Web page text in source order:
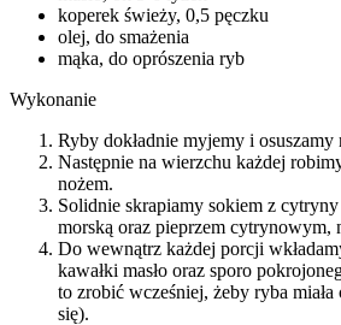
koperek świeży, 0,5 pęczku
olej, do smażenia
mąka, do oprószenia ryb
Wykonanie
Ryby dokładnie myjemy i
Następnie na wierzchu każdej
nożem.
Solidnie skrapiamy sokiem z
morską oraz pieprzem cytrynowym,
Do wewnątrz każdej porcji
kawałki masło oraz sporo
to zrobić wcześniej, żeby ryba
się).